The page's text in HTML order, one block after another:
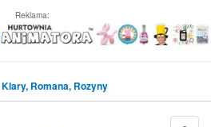
Reklama:
Klary, Romana, Rozyny